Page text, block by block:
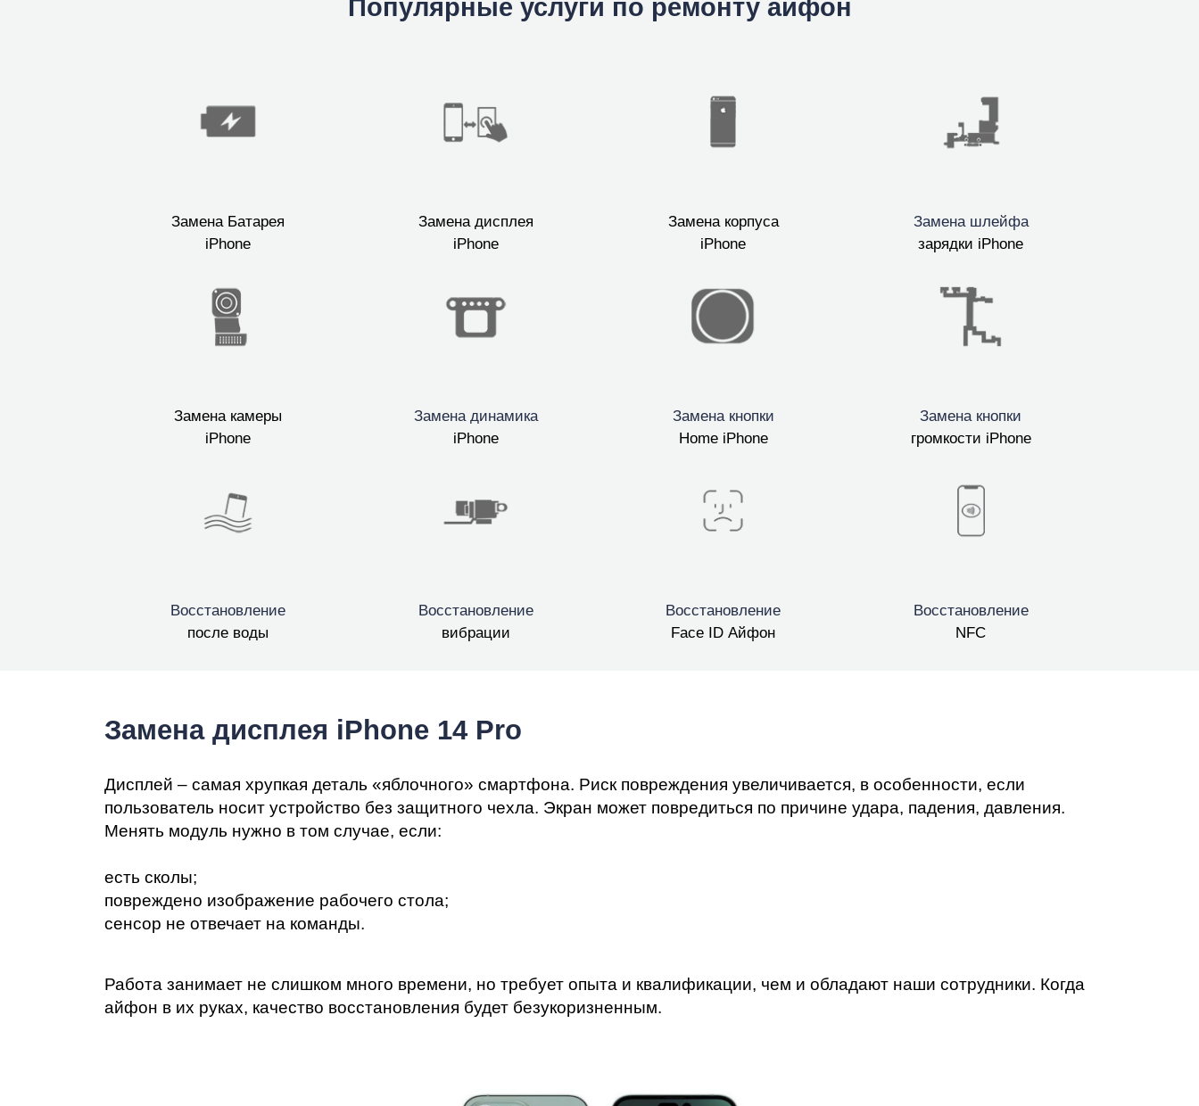
Ремонт
MacBook
Ремонт
iMac
Популярные услуги по ремонту айфон
Замена Батарея
iPhone
Замена дисплея
iPhone
Замена корпуса
iPhone
Замена шлейфа
зарядки iPhone
Замена камеры
iPhone
Замена динамика
iPhone
Замена кнопки
Home iPhone
Замена кнопки
громкости iPhone
Восстановление
после воды
Восстановление
вибрации
Восстановление
Face ID Айфон
Восстановление
NFC
Замена дисплея iPhone 14 Pro
Дисплей – самая хрупкая деталь «яблочного» смартфона. Риск повреждения увеличивается, в особенности, если
пользователь носит устройство без защитного чехла. Экран может повредиться по причине удара, падения, давления.
Менять модуль нужно в том случае, если:
есть сколы;
повреждено изображение рабочего стола;
сенсор не отвечает на команды.
Работа занимает не слишком много времени, но требует опыта и квалификации, чем и обладают наши сотрудники. Когда
айфон в их руках, качество восстановления будет безукоризненным.